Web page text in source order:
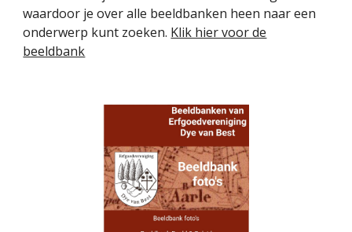
waardoor je over alle beeldbanken heen naar een
onderwerp kunt zoeken. Klik hier voor de
beeldbank